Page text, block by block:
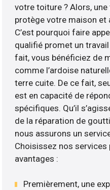
votre toiture ? Alors,
protège votre maison et
C’est pourquoi faire
qualifié promet un
fait, vous bénéficiez de
comme l’ardoise
terre cuite. De ce fait,
est en capacité de
spécifiques. Qu’il
de la réparation de
nous assurons un
Choisissez nos
avantages :
Premièrement, une